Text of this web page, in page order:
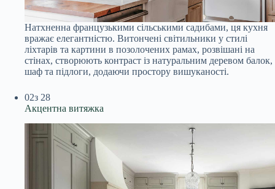
Натхненна французькими сільськими садибами, ця кухня
вражає елегантністю. Витончені світильники у стилі
ліхтарів та картини в позолочених рамах, розвішані на
стінах, створюють контраст із натуральним деревом балок,
шаф та підлоги, додаючи простору вишуканості.
02з 28
Акцентна витяжка